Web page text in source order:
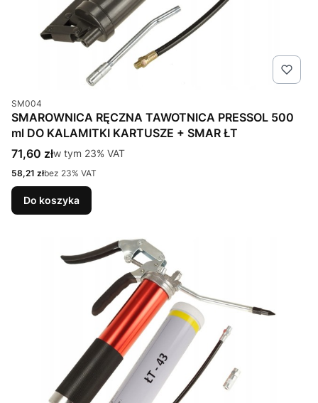
Kod produktu
SM004
SMAROWNICA RĘCZNA TAWOTNICA PRESSOL 500
ml DO KALAMITKI KARTUSZE + SMAR ŁT
Cena brutto
71,60 złw tym %s VAT
w tym 23% VAT
Cena netto
58,21 złbez 23% VAT
Do koszyka